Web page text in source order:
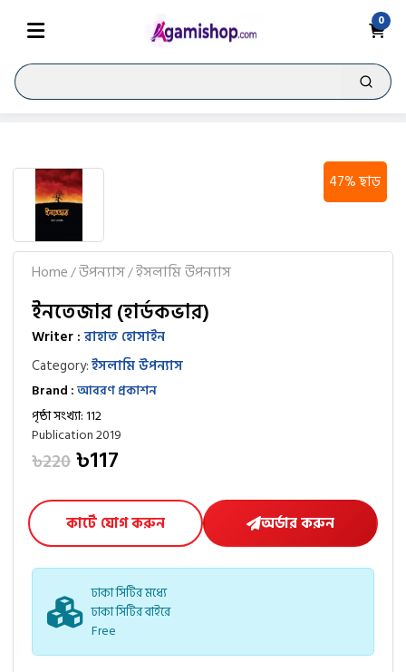
0
47% ছাড়
Home/উপন্যাস/ইসলামি উপন্যাস
ইনতেজার (হার্ডকভার)
Writer :রাহাত হোসাইন
Category:ইসলামি উপন্যাস
Brand :আবরণ প্রকাশন
পৃষ্ঠা সংখ্যা: 112
Publication 2019
৳220৳117
কার্টে যোগ করুন অর্ডার করুন
ঢাকা সিটির মধ্যে
ঢাকা সিটির বাইরে
Free